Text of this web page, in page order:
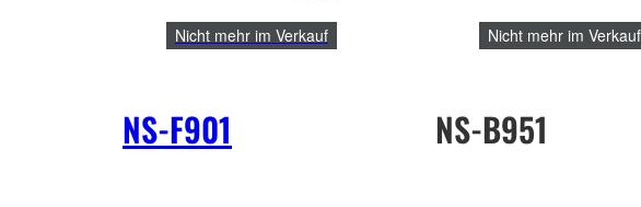
NS-F901
Nicht mehr im Verkauf
NS-B951
Nicht mehr im Verkauf